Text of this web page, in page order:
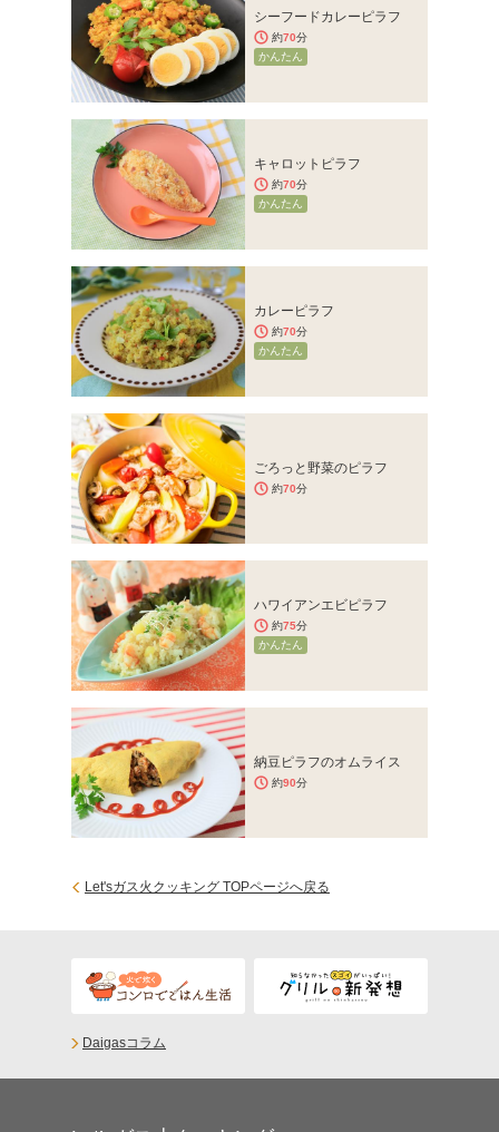
シーフードカレーピラフ
約70分
かんたん
キャロットピラフ
約70分
かんたん
カレーピラフ
約70分
かんたん
ごろっと野菜のピラフ
約70分
ハワイアンエビピラフ
約75分
かんたん
納豆ピラフのオムライス
約90分
Let'sガス火クッキング TOPページへ戻る
Daigasコラム